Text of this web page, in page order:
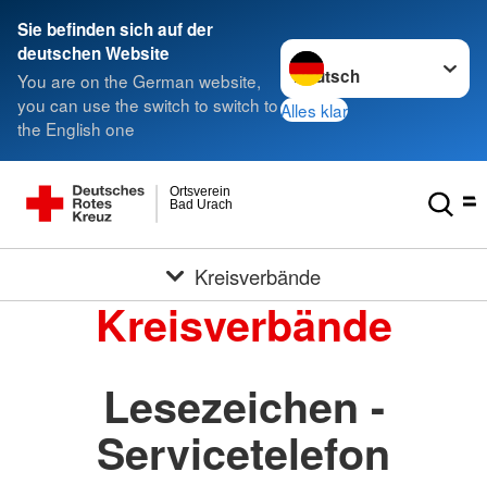
Sie befinden sich auf der
deutschen Website
You are on the German website,
you can use the switch to switch to
the English one
Sprache wechseln zu
Alles klar
Bad Urach
Ortsverein
Kreisverbände
Kreisverbände
Lesezeichen -
Servicetelefon